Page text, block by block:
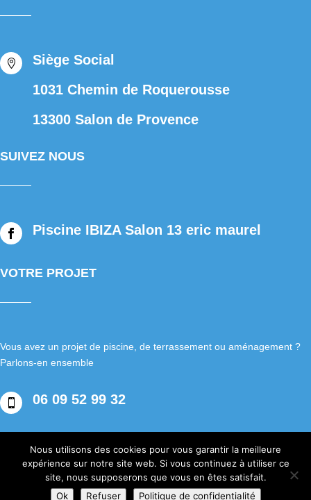

Siège Social
1031 Chemin de Roquerousse
13300 Salon de Provence
SUIVEZ NOUS
 Piscine IBIZA Salon 13 eric maurel
VOTRE PROJET
Vous avez un projet de piscine, de terrassement ou aménagement ?
Parlons-en ensemble
 06 09 52 99 32
Mentions Légales
Politique de Confidentialité
Plan du site
Création Site Internet | VEONEO |
Nous utilisons des cookies pour vous garantir la meilleure
expérience sur notre site web. Si vous continuez à utiliser ce
site, nous supposerons que vous en êtes satisfait.
Ok
Refuser Politique de confidentialité